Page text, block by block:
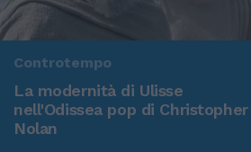
Controtempo
La modernità di Ulisse
nell'Odissea pop di Christopher
Nolan